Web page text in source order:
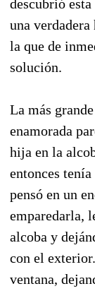
descubrió
una
la que de
solución.
La más
enamorada
hija en la
entonces
pensó en un
emparedarla,
alcoba y
con el
ventana,